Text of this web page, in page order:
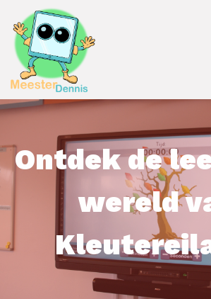
Ontdek de
wereld